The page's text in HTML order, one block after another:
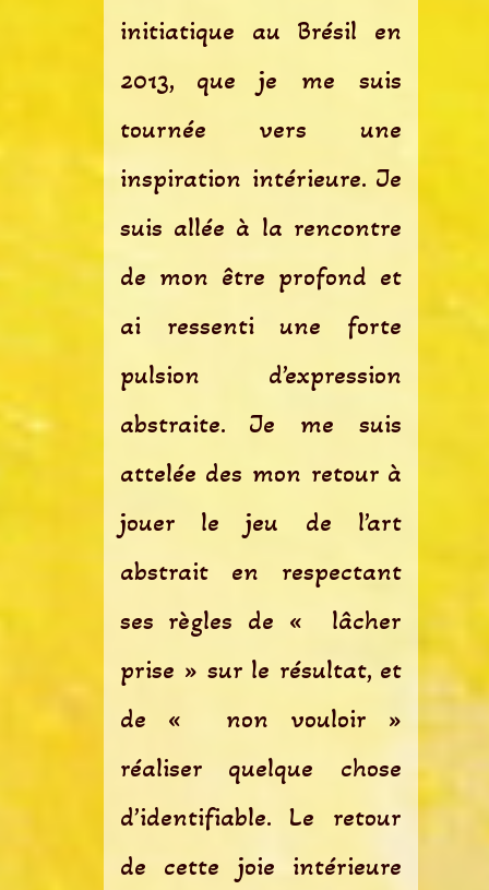
initiatique au Brésil en
2013, que je me suis
tournée vers une
inspiration intérieure. Je
suis allée à la rencontre
de mon être profond et
ai ressenti une forte
pulsion d’expression
abstraite. Je me suis
attelée des mon retour à
jouer le jeu de l’art
abstrait en respectant
ses règles de « lâcher
prise » sur le résultat, et
de « non vouloir »
réaliser quelque chose
d’identifiable. Le retour
de cette joie intérieure